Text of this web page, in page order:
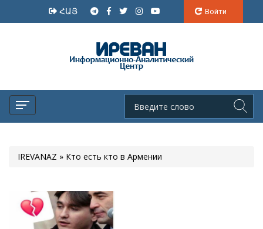
ՀԱՅ Войти
IREVANAZ » Кто есть кто в Армении